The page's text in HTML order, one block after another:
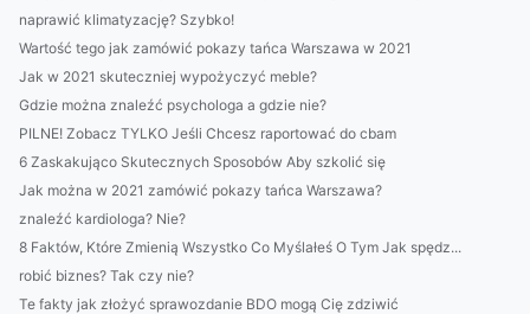
naprawić klimatyzację? Szybko!
Wartość tego jak zamówić pokazy tańca Warszawa w 2021
Jak w 2021 skuteczniej wypożyczyć meble?
Gdzie można znaleźć psychologa a gdzie nie?
PILNE! Zobacz TYLKO Jeśli Chcesz raportować do cbam
6 Zaskakująco Skutecznych Sposobów Aby szkolić się
Jak można w 2021 zamówić pokazy tańca Warszawa?
znaleźć kardiologa? Nie?
8 Faktów, Które Zmienią Wszystko Co Myślałeś O Tym Jak spędz...
robić biznes? Tak czy nie?
Te fakty jak złożyć sprawozdanie BDO mogą Cię zdziwić